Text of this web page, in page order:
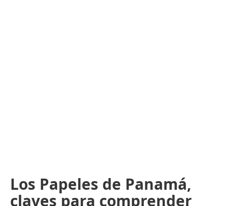
Los Papeles de Panamá,
claves para comprender